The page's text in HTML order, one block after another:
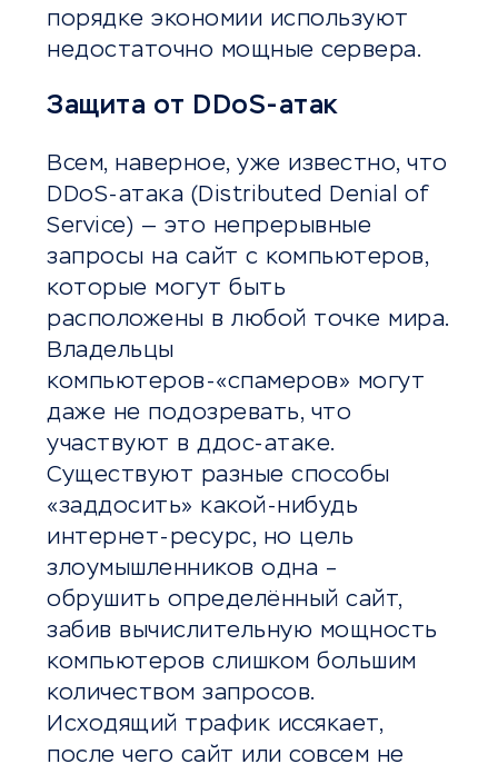
порядке экономии используют
недостаточно мощные сервера.
Защита от DDoS-атак
Всем, наверное, уже известно, что
DDoS-атака (Distributed Denial of
Service) — это непрерывные
запросы на сайт с компьютеров,
которые могут быть
расположены в любой точке мира.
Владельцы
компьютеров-«спамеров» могут
даже не подозревать, что
участвуют в ддос-атаке.
Существуют разные способы
«заддосить» какой-нибудь
интернет-ресурс, но цель
злоумышленников одна –
обрушить определённый сайт,
забив вычислительную мощность
компьютеров слишком большим
количеством запросов.
Исходящий трафик иссякает,
после чего сайт или совсем не